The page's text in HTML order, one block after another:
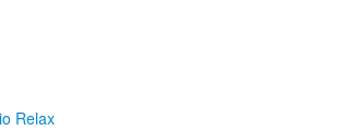
Relax